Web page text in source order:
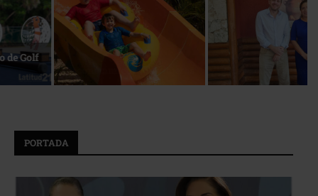
Reconocimiento de viajeros La esencia del servicio
PORTADA